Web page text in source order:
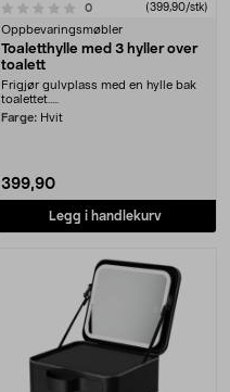
0anmeldelser(399,90/stk)
Oppbevaringsmøbler
Toaletthylle med 3 hyller over
toalett
Frigjør gulvplass med en hylle bak
toalettet.....
Farge: Hvit
399,90
Legg i handlekurv